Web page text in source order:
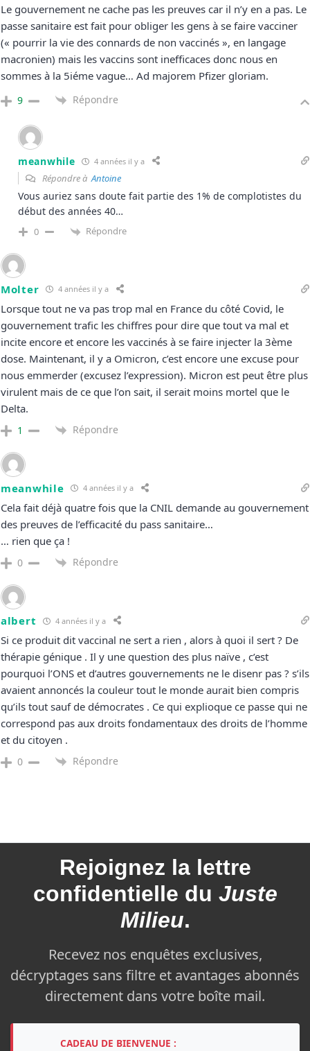
Le gouvernement ne cache pas les preuves car il n’y en a pas. Le
passe sanitaire est fait pour obliger les gens à se faire vacciner
(« pourrir la vie des connards de non vaccinés », en langage
macronien) mais les vaccins sont inefficaces donc nous en
sommes à la 5iéme vague… Ad majorem Pfizer gloriam.
9 Répondre
meanwhile 4 années il y a
Répondre àAntoine
Vous auriez sans doute fait partie des 1% de complotistes du
début des années 40…
0 Répondre
Molter 4 années il y a
Lorsque tout ne va pas trop mal en France du côté Covid, le
gouvernement trafic les chiffres pour dire que tout va mal et
incite encore et encore les vaccinés à se faire injecter la 3ème
dose. Maintenant, il y a Omicron, c’est encore une excuse pour
nous emmerder (excusez l’expression). Micron est peut être plus
virulent mais de ce que l’on sait, il serait moins mortel que le
Delta.
1 Répondre
meanwhile 4 années il y a
Cela fait déjà quatre fois que la CNIL demande au gouvernement
des preuves de l’efficacité du pass sanitaire…
… rien que ça !
0 Répondre
albert 4 années il y a
Si ce produit dit vaccinal ne sert a rien , alors à quoi il sert ? De
thérapie génique . Il y une question des plus naïve , c’est
pourquoi l’ONS et d’autres gouvernements ne le disenr pas ? s’ils
avaient annoncés la couleur tout le monde aurait bien compris
qu’ils tout sauf de démocrates . Ce qui explioque ce passe qui ne
correspond pas aux droits fondamentaux des droits de l’homme
et du citoyen .
0 Répondre
Rejoignez la lettre
confidentielle du Juste
Milieu.
Recevez nos enquêtes exclusives,
décryptages sans filtre et avantages abonnés
directement dans votre boîte mail.
CADEAU DE BIENVENUE :